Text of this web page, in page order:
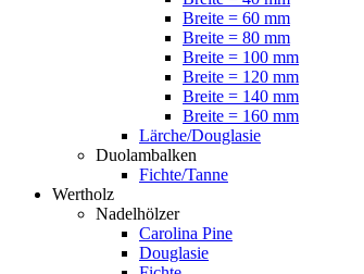
Breite = 60 mm
Breite = 80 mm
Breite = 100 mm
Breite = 120 mm
Breite = 140 mm
Breite = 160 mm
Lärche/Douglasie
Duolambalken
Fichte/Tanne
Wertholz
Nadelhölzer
Carolina Pine
Douglasie